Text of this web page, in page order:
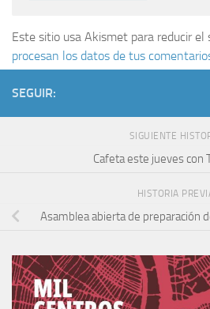
Este sitio usa Akismet para reducir el
procesan los datos de tus
SEGUIR:
SIGUIENTE
Cafeta este jueves con
HISTORIA
Asamblea abierta de preparación